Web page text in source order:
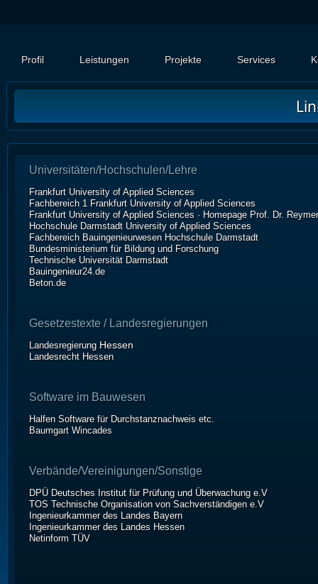
Profil Leistungen Projekte Services
Universitäten/Hochschulen/Lehre
Frankfurt University of Applied Sciences
Fachbereich 1 Frankfurt University of Applied Sciences
Frankfurt University of Applied Sciences · Homepage Prof. Dr.
Hochschule Darmstadt University of Applied Sciences
Fachbereich Bauingenieurwesen Hochschule Darmstadt
Bundesministerium für Bildung und Forschung
Technische Universität Darmstadt
Bauingenieur24.de
Beton.de
Gesetzestexte / Landesregierungen
Landesregierung Hessen
Landesrecht Hessen
Software im Bauwesen
Halfen Software für Durchstanznachweis etc.
Baumgart Wincades
Verbände/Vereinigungen/Sonstige
DPÜ Deutsches Institut für Prüfung und Überwachung e.V
TOS Technische Organisation von Sachverständigen e.V
Ingenieurkammer des Landes Bayern
Ingenieurkammer des Landes Hessen
Netinform TÜV